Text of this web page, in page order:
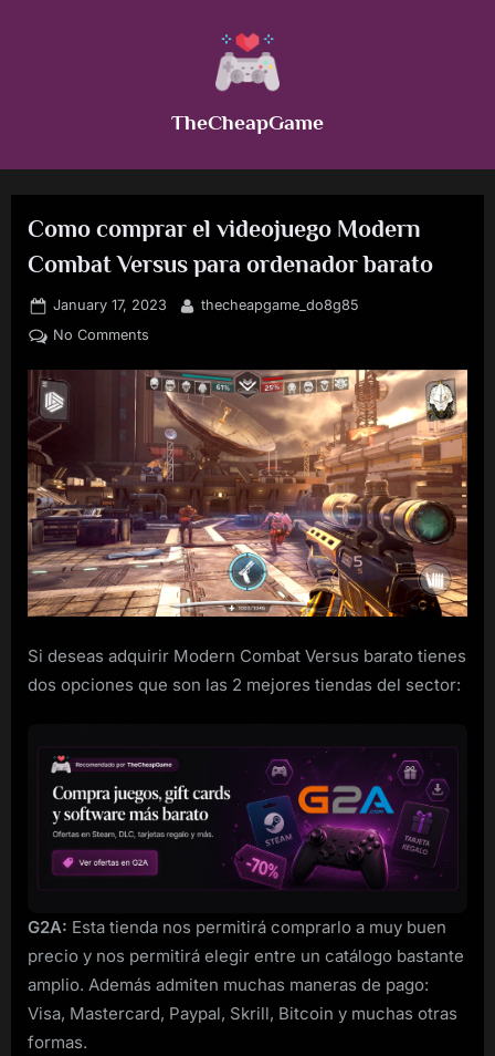
TheCheapGame
Como comprar el videojuego Modern
Combat Versus para ordenador barato
Posted
on
January 17, 2023 By
thecheapgame_do8g85
No Commentson
comprar
el
videojuego
Modern
Combat
Versus
para
ordenador
barato
Si deseas adquirir Modern Combat Versus barato tienes
dos opciones que son las 2 mejores tiendas del sector:
G2A: Esta tienda nos permitirá comprarlo a muy buen
precio y nos permitirá elegir entre un catálogo bastante
amplio. Además admiten muchas maneras de pago:
Visa, Mastercard, Paypal, Skrill, Bitcoin y muchas otras
formas.